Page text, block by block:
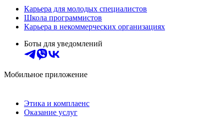
Карьера для молодых специалистов
Школа программистов
Карьера в некоммерческих организациях
Боты для уведомлений
Мобильное приложение
Этика и комплаенс
Оказание услуг